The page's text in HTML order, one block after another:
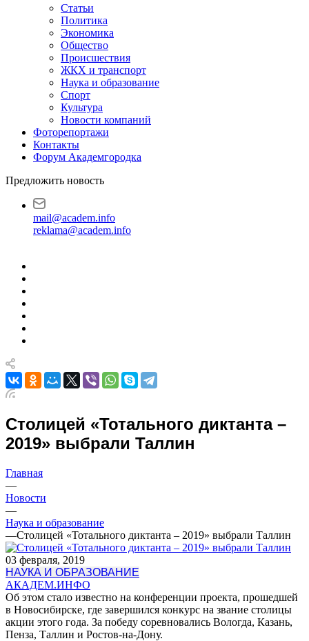
Статьи
Политика
Экономика
Общество
Происшествия
ЖКХ и транспорт
Наука и образование
Спорт
Культура
Новости компаний
Фоторепортажи
Контакты
Форум Академгородка
Предложить новость
mail@academ.info
reklama@academ.info
Столицей «Тотального диктанта –
2019» выбрали Таллин
Главная
—
Новости
—
Наука и образование
—Столицей «Тотального диктанта – 2019» выбрали Таллин
03 февраля, 2019
НАУКА И ОБРАЗОВАНИЕ
АКАДЕМ.ИНФО
Об этом стало известно на конференции проекта, прошедшей
в Новосибирске, где завершился конкурс на звание столицы
акции этого года. За победу соревновались Вологда, Казань,
Пенза, Таллин и Ростов-на-Дону.